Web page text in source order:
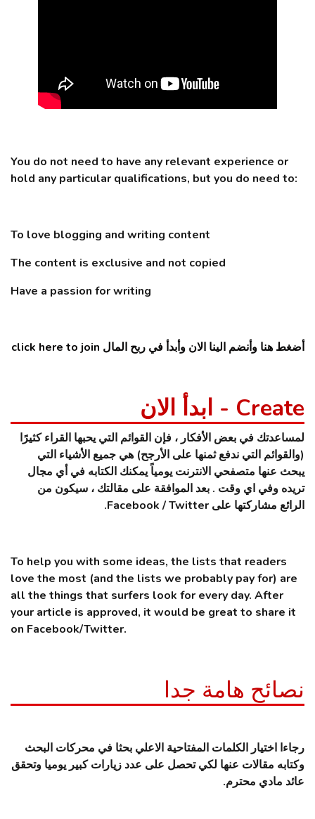
You do not need to have any relevant experience or
hold any particular qualifications, but you do need to:
To love blogging and writing content
The content is exclusive and not copied
Have a passion for writing
أضغط هنا وأنضم الينا الان وأبدأ في ربح المال click here to join
Create - ابدأ الان
لمساعدتك في بعض الأفكار ، فإن القوائم التي يحبها القراء كثيرًا
(والقوائم التي ندفع ثمنها على الأرجح) هي جميع الأشياء التي
يبحث عنها متصفحي الانترنت يومياً يمكنك الكتابه في أي مجال
تريده وفي اي وقت . بعد الموافقة على مقالتك ، سيكون من
الرائع مشاركتها على Facebook / Twitter.
To help you with some ideas, the lists that readers
love the most (and the lists we probably pay for) are
all the things that surfers look for every day. After
your article is approved, it would be great to share it
on Facebook/Twitter.
نصائح هامة جدا
رجاءا اختيار الكلمات المفتاحية الاعلي بحثا في محركات البحث
وكتابه مقالات عنها لكي تحصل على عدد زيارات كبير يوميا وتحقق
عائد مادي محترم.